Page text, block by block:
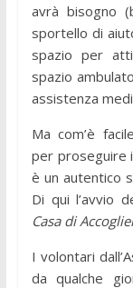
avrà bisogno
sportello di
spazio per
spazio
assistenza
Ma com’è
per proseguire
è un autentico
Di qui l’avvio
Casa di
I volontari
da qualche